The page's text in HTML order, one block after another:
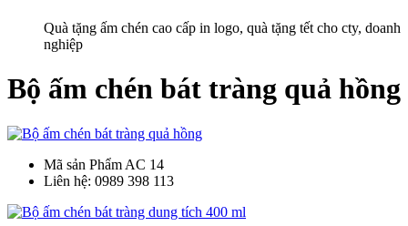
Quà tặng ấm chén cao cấp in logo, quà tặng tết cho cty, doanh
nghiệp
Bộ ấm chén bát tràng quả hồng
Mã sản Phẩm AC 14
Liên hệ: 0989 398 113